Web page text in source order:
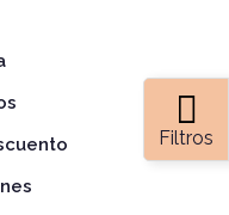
Filtros